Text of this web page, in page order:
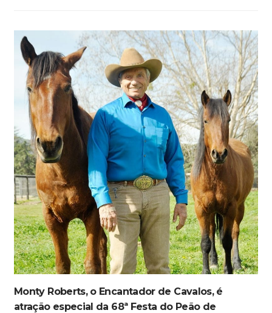
Monty Roberts, o Encantador de Cavalos, é
atração especial da 68ª Festa do Peão de